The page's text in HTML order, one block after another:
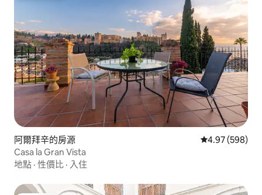
阿爾拜辛的房源 從 598 則評價
4.97 (598)
Casa la Gran Vista
地點 · 性價比 · 入住